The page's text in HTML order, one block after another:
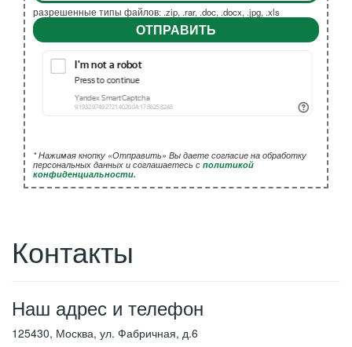
разрешенные типы файлов: .zip, .rar, .doc, .docx, .jpg, .xls
ОТПРАВИТЬ
* Нажимая кнопку «Отправить» Вы даете согласие на обработку
персональных данных и соглашаетесь с политикой
конфиденциальности.
Контакты
Наш адрес и телефон
125430, Москва, ул. Фабричная, д.6